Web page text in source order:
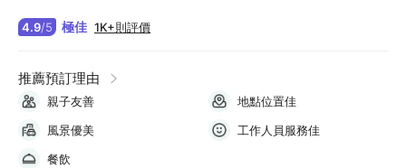
4.9/5 極佳 1K+則評價
推薦預訂理由
親子友善
地點位置佳
風景優美
工作人員服務佳
餐飲